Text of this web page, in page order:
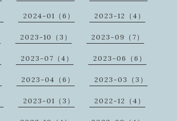
2024-01（6） 2023-12（4）
2023-10（3） 2023-09（7）
2023-07（4） 2023-06（6）
2023-04（6） 2023-03（3）
2023-01（3） 2022-12（4）